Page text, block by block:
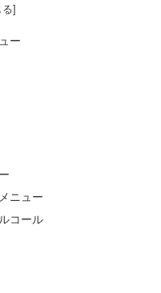
ー
ニュー
コール